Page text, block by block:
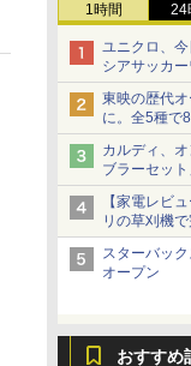
1時間 24
ユニクロ、
シアサッカ
ショーツは
東映の歴代
に。全5種で
カルディ、
ブラーセッ
当選無効分
【家電レビ
リの草刈機
スターバッ
オープン
おすすめ